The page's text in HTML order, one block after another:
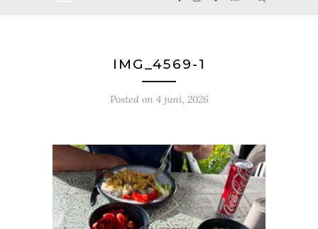
IMG_4569-1
Posted on 4 juni, 2026